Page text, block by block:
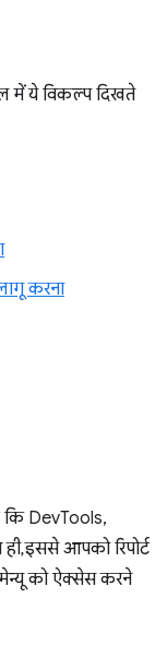
में ये विकल्प दिखते
करना
DevTools,
इससे आपको रिपोर्ट
को ऐक्सेस करने